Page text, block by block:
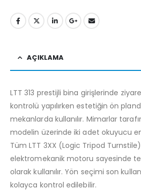
AÇIKLAMA
LTT 313 prestijli bina girişlerinde
kontrolü yapılırken estetiğin ön
mekanlarda kullanılır. Mimarlar
modelin üzerinde iki adet okuyucu
Tüm LTT 3XX (Logic Tripod
elektromekanik motoru sayesinde
olarak kullanılır. Yön seçimi son
kolayca kontrol edilebilir.